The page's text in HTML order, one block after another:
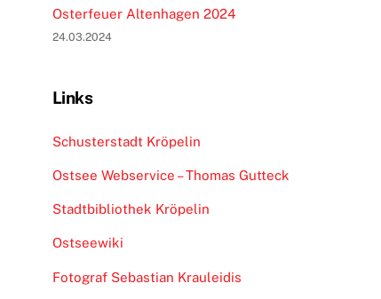
Osterfeuer Altenhagen 2024
24.03.2024
Links
Schusterstadt Kröpelin
Ostsee Webservice – Thomas Gutteck
Stadtbibliothek Kröpelin
Ostseewiki
Fotograf Sebastian Krauleidis